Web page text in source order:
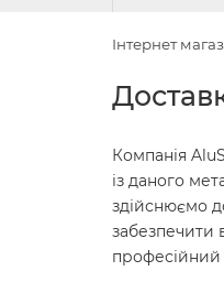
Інтернет
Компанія
із даного
здійснюємо
забезпечити
професійний